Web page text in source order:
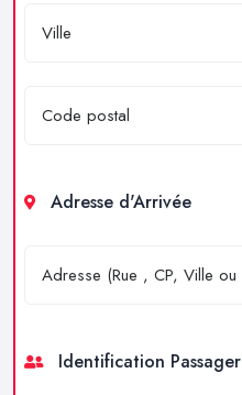
Adresse d'Arrivée
Identification Passager